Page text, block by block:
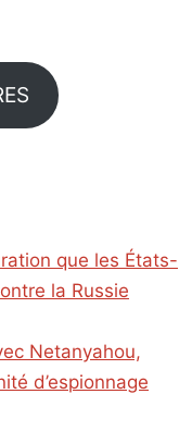
que les États-
la Russie
Netanyahou,
d’espionnage